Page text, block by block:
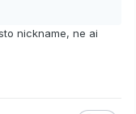
nickname, ne ai